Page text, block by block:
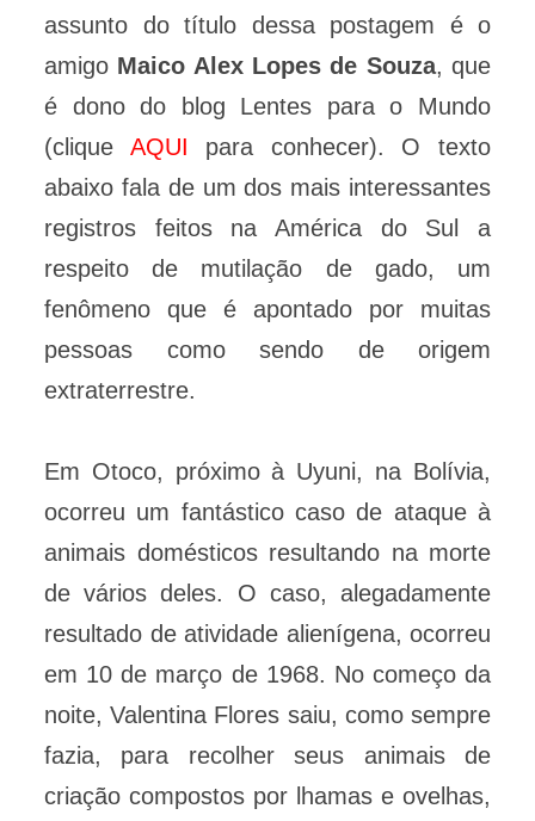
assunto do título dessa postagem é o
amigo Maico Alex Lopes de Souza, que
é dono do blog Lentes para o Mundo
(clique AQUI para conhecer). O texto
abaixo fala de um dos mais interessantes
registros feitos na América do Sul a
respeito de mutilação de gado, um
fenômeno que é apontado por muitas
pessoas como sendo de origem
extraterrestre.
Em Otoco, próximo à Uyuni, na Bolívia,
ocorreu um fantástico caso de ataque à
animais domésticos resultando na morte
de vários deles. O caso, alegadamente
resultado de atividade alienígena, ocorreu
em 10 de março de 1968. No começo da
noite, Valentina Flores saiu, como sempre
fazia, para recolher seus animais de
criação compostos por lhamas e ovelhas,